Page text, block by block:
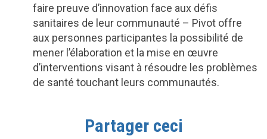
faire preuve d’innovation face aux défis
sanitaires de leur communauté – Pivot offre
aux personnes participantes la possibilité de
mener l’élaboration et la mise en œuvre
d’interventions visant à résoudre les problèmes
de santé touchant leurs communautés.
Partager ceci